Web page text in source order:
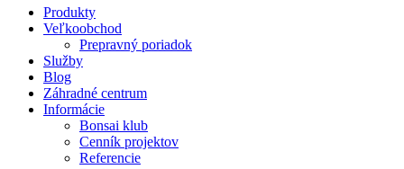
Produkty
Veľkoobchod
Prepravný poriadok
Služby
Blog
Záhradné centrum
Informácie
Bonsai klub
Cenník projektov
Referencie